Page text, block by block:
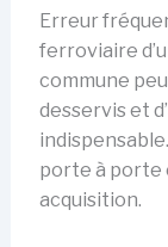
Erreur
ferroviaire
commune
desservis et
porte à porte
acquisition.